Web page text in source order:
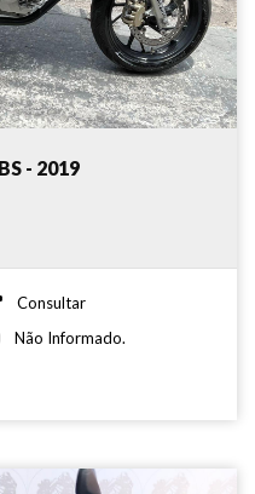
- 2019
Consultar
Não Informado.